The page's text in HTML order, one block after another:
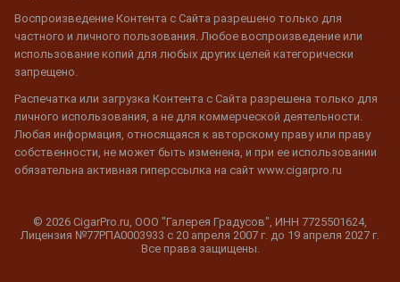
Воспроизведение Контента с Сайта разрешено только для
частного и личного пользования. Любое воспроизведение или
использование копий для любых других целей категорически
запрещено.
Распечатка или загрузка Контента с Сайта разрешена только для
личного использования, а не для коммерческой деятельности.
Любая информация, относящаяся к авторскому праву или праву
собственности, не может быть изменена, и при ее использовании
обязательна активная гиперссылка на сайт www.cigarpro.ru
© 2026 CigarPro.ru, ООО "Галерея Градусов", ИНН 7725501624,
Лицензия №77РПА0003933 c 20 апреля 2007 г. до 19 апреля 2027 г.
Все права защищены.